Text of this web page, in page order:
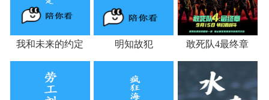
我和未来的约定 明知故犯 敢死队4最终章